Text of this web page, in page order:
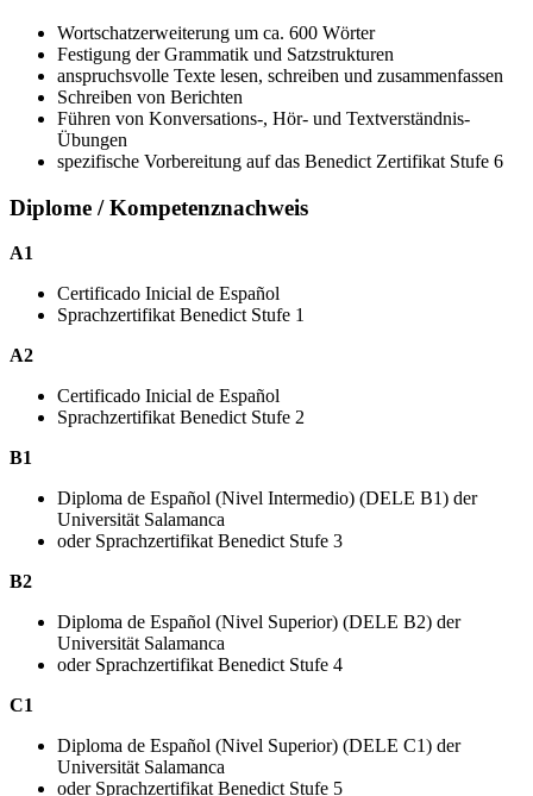
Wortschatzerweiterung um ca. 600 Wörter
Festigung der Grammatik und Satzstrukturen
anspruchsvolle Texte lesen, schreiben und zusammenfassen
Schreiben von Berichten
Führen von Konversations-, Hör- und Textverständnis-
Übungen
spezifische Vorbereitung auf das Benedict Zertifikat Stufe 6
Diplome / Kompetenznachweis
A1
Certificado Inicial de Español
Sprachzertifikat Benedict Stufe 1
A2
Certificado Inicial de Español
Sprachzertifikat Benedict Stufe 2
B1
Diploma de Español (Nivel Intermedio) (DELE B1) der
Universität Salamanca
oder Sprachzertifikat Benedict Stufe 3
B2
Diploma de Español (Nivel Superior) (DELE B2) der
Universität Salamanca
oder Sprachzertifikat Benedict Stufe 4
C1
Diploma de Español (Nivel Superior) (DELE C1) der
Universität Salamanca
oder Sprachzertifikat Benedict Stufe 5